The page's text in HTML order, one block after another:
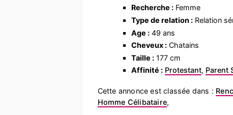
Recherche :Femme
Type de relation :Relation
Age :49 ans
Cheveux :Chatains
Taille :177 cm
Affinité : Protestant, Parent
Cette annonce est classée dans :
Homme Célibataire,